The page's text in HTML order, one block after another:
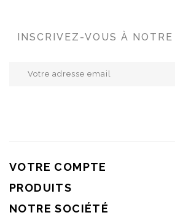
INSCRIVEZ-VOUS À
VOTRE COMPTE
PRODUITS
NOTRE SOCIÉTÉ